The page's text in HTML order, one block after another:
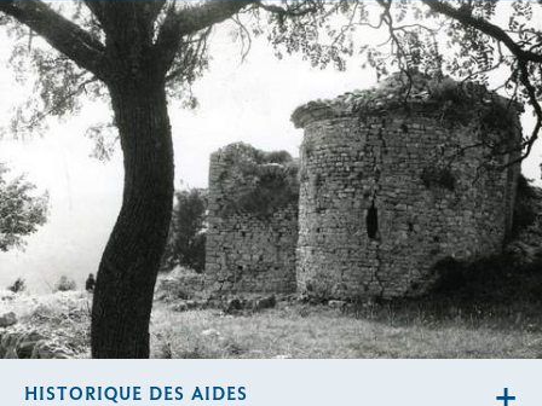
HISTORIQUE DES AIDES